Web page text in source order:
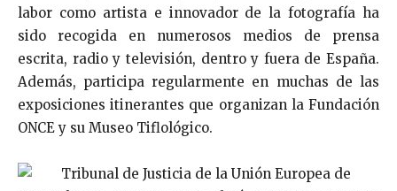
labor como artista e innovador de la fotografía ha
sido recogida en numerosos medios de prensa
escrita, radio y televisión, dentro y fuera de España.
Además, participa regularmente en muchas de las
exposiciones itinerantes que organizan la Fundación
ONCE y su Museo Tiflológico.